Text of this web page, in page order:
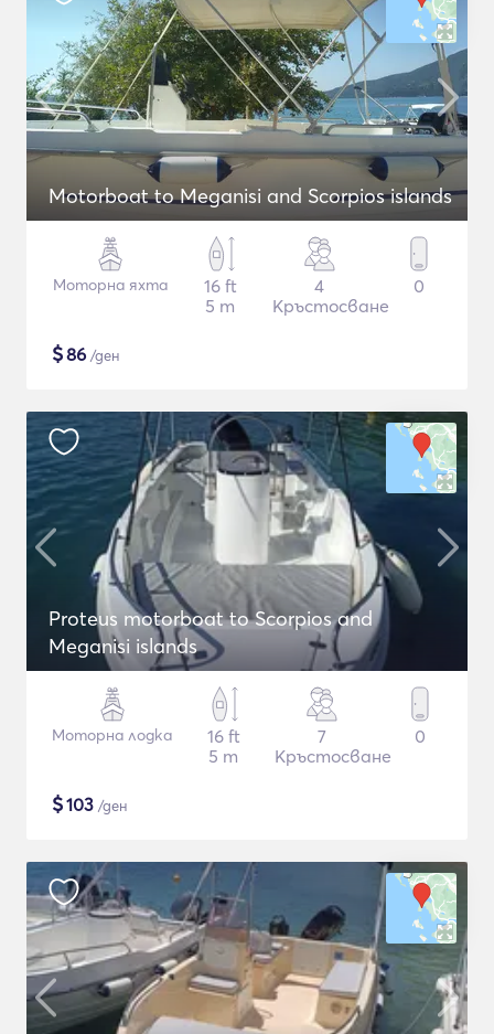
Motorboat to Meganisi and Scorpios islands
Моторна яхта
16 ft
5 m
4
Кръстосване
0
$86 /ден
Proteus motorboat to Scorpios and
Meganisi islands
Моторна лодка
16 ft
5 m
7
Кръстосване
0
$103 /ден